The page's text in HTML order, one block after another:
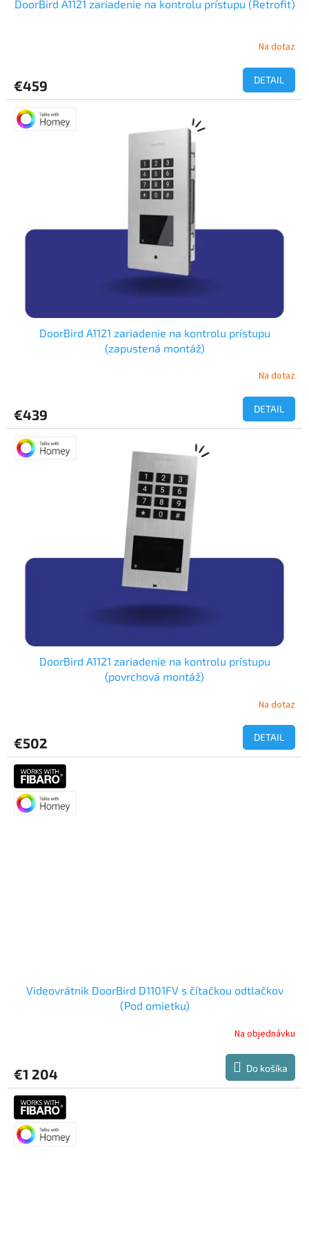
DoorBird A1121 zariadenie na kontrolu prístupu (Retrofit)
Na dotaz
€459 DETAIL
DoorBird A1121 zariadenie na kontrolu prístupu
(zapustená montáž)
Na dotaz
€439 DETAIL
DoorBird A1121 zariadenie na kontrolu prístupu
(povrchová montáž)
Na dotaz
€502 DETAIL
Videovrátnik DoorBird D1101FV s čítačkou odtlačkov
(Pod omietku)
Na objednávku
€1 204 Do košíka